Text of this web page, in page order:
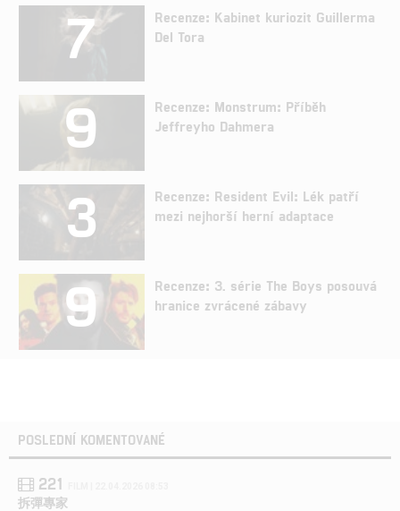
7
Recenze: Kabinet kuriozit Guillerma
Del Tora
9
Recenze: Monstrum: Příběh
Jeffreyho Dahmera
3
Recenze: Resident Evil: Lék patří
mezi nejhorší herní adaptace
9
Recenze: 3. série The Boys posouvá
hranice zvrácené zábavy
POSLEDNÍ KOMENTOVANÉ
221
拆彈專家